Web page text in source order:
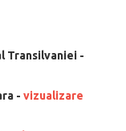
Transilvaniei -
- vizualizare